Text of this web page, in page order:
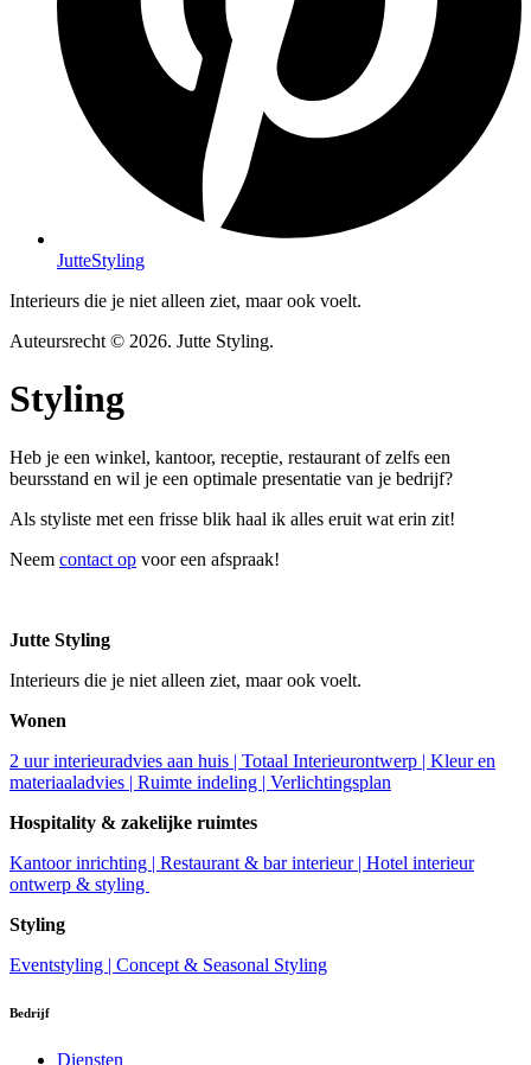
JutteStyling
Interieurs die je niet alleen ziet, maar ook voelt.
Auteursrecht © 2026. Jutte Styling.
Styling
Heb je een winkel, kantoor, receptie, restaurant of zelfs een
beursstand en wil je een optimale presentatie van je bedrijf?
Als styliste met een frisse blik haal ik alles eruit wat erin zit!
Neem contact op voor een afspraak!
Jutte Styling
Interieurs die je niet alleen ziet, maar ook voelt.
Wonen
2 uur interieuradvies aan huis | Totaal Interieurontwerp | Kleur en
materiaaladvies | Ruimte indeling | Verlichtingsplan
Hospitality & zakelijke ruimtes
Kantoor inrichting | Restaurant & bar interieur | Hotel interieur
ontwerp & styling
Styling
Eventstyling | Concept & Seasonal Styling
Bedrijf
Diensten